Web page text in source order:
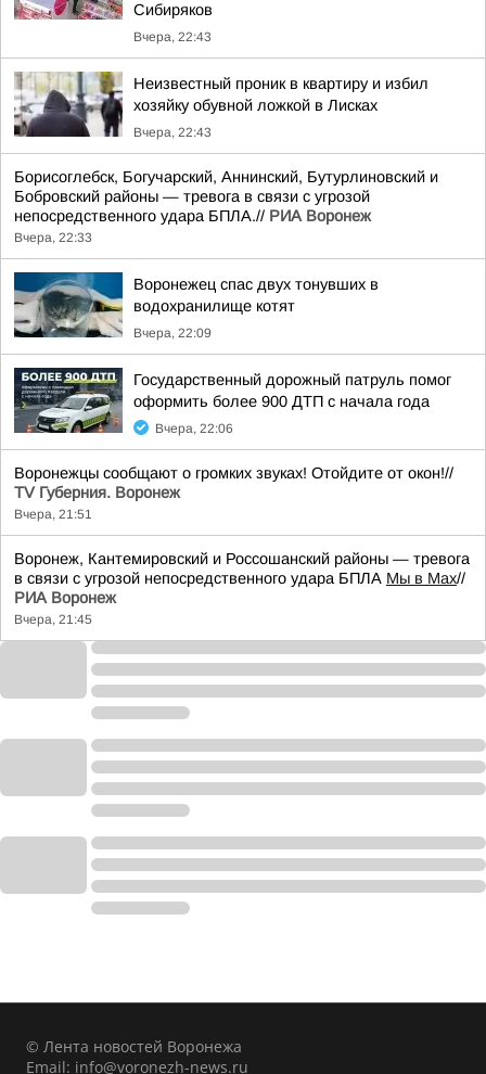
Сибиряков
Вчера, 22:43
Неизвестный проник в квартиру и избил
хозяйку обувной ложкой в Лисках
Вчера, 22:43
Борисоглебск, Богучарский, Аннинский, Бутурлиновский и
Бобровский районы — тревога в связи с угрозой
непосредственного удара БПЛА.// РИА Воронеж
Вчера, 22:33
Воронежец спас двух тонувших в
водохранилище котят
Вчера, 22:09
Государственный дорожный патруль помог
оформить более 900 ДТП с начала года
Вчера, 22:06
Воронежцы сообщают о громких звуках! Отойдите от окон!//
TV Губерния. Воронеж
Вчера, 21:51
Воронеж, Кантемировский и Россошанский районы — тревога
в связи с угрозой непосредственного удара БПЛА Мы в Мах//
РИА Воронеж
Вчера, 21:45
© Лента новостей Воронежа
Email: info@voronezh-news.ru